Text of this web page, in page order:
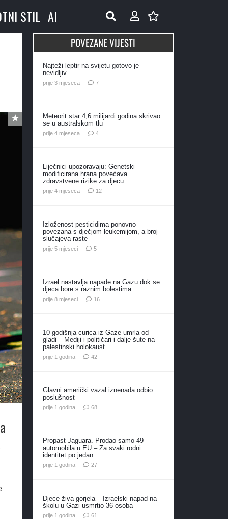
STIL AI
POVEZANE VIJESTI
Najteži leptir na svijetu gotovo je
nevidljiv
prije 3 mjeseca 7komentara
Meteorit star 4,6 milijardi godina skrivao
se u australskom tlu
prije 4 mjeseca 4komentara
Liječnici upozoravaju: Genetski
modificirana hrana povećava
zdravstvene rizike za djecu
prije 4 mjeseca 12komentara
Izloženost pesticidima ponovno
povezana s dječjom leukemijom, a broj
slučajeva raste
prije 5 mjeseci 5komentara
Izrael nastavlja napade na Gazu dok se
djeca bore s raznim bolestima
prije 8 mjeseci 16komentara
10-godišnja curica iz Gaze umrla od
gladi – Mediji i političari i dalje šute na
palestinski holokaust
prije 1 godina 42komentara
Glavni američki vazal iznenada odbio
poslušnost
prije 1 godina 68komentara
Propast Jaguara. Prodao samo 49
automobila u EU – Za svaki rodni
identitet po jedan.
prije 1 godina 27komentara
Djece živa gorjela – Izraelski napad na
školu u Gazi usmrtio 36 osoba
prije 1 godina 61